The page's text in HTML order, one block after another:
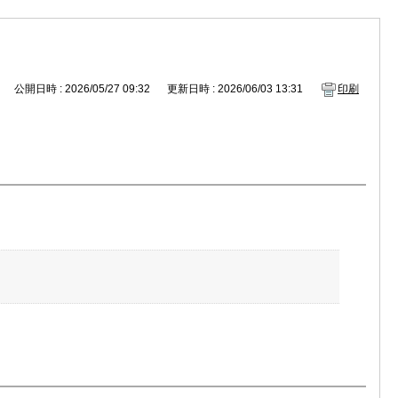
公開日時 : 2026/05/27 09:32 更新日時 : 2026/06/03 13:31 印刷